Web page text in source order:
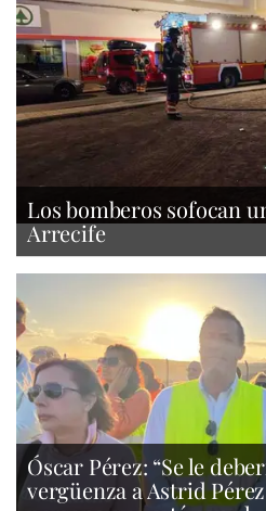
Los bomberos sofocan
Arrecife
Óscar Pérez: “Se le
vergüenza a Astrid